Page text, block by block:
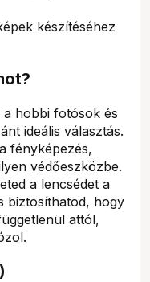
készítéséhez
hobbi fotósok és
ideális választás.
fényképezés,
védőeszközbe.
a lencsédet a
biztosíthatod, hogy
attól,